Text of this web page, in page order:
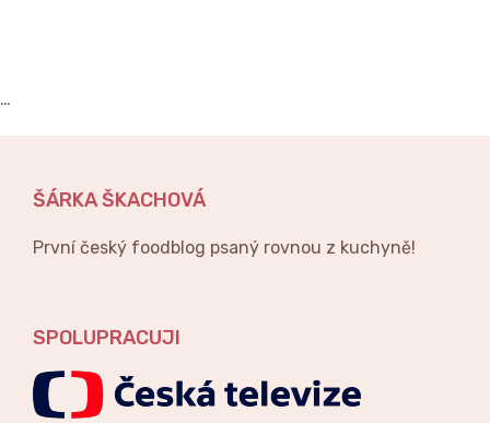
…
ŠÁRKA ŠKACHOVÁ
První český foodblog psaný rovnou z kuchyně!
SPOLUPRACUJI